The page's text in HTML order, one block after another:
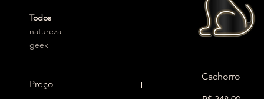
Todos
natureza
geek
Preço
Cachorro